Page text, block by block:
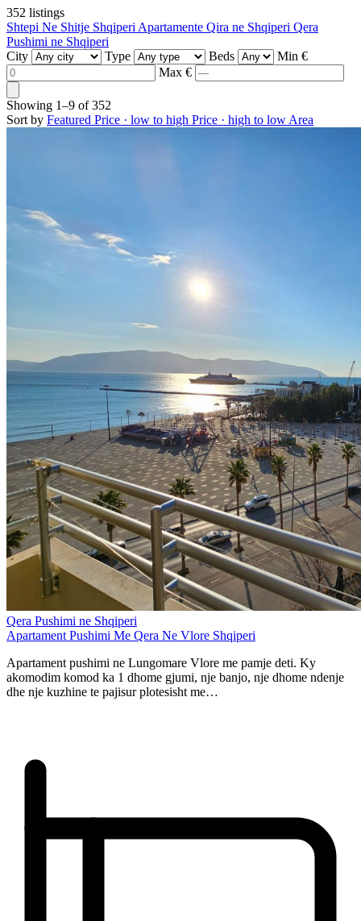
352 listings
Shtepi Ne Shitje Shqiperi Apartamente Qira ne Shqiperi Qera
Pushimi ne Shqiperi
City
Type Beds
Min €
Max €
Showing 1–9 of352
Sort by Featured Price · low to high Price · high to low Area
Qera Pushimi ne Shqiperi
Apartament Pushimi Me Qera Ne Vlore Shqiperi
Apartament pushimi ne Lungomare Vlore me pamje deti. Ky
akomodim komod ka 1 dhome gjumi, nje banjo, nje dhome ndenje
dhe nje kuzhine te pajisur plotesisht me…